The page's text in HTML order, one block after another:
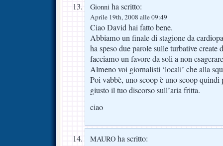
Gionni ha scritto:
Aprile 19th, 2008 alle 09:49
Ciao David hai fatto bene.
Abbiamo un finale di stagione da
ha speso due parole sulle turbative create
facciamo un favore da soli a non
Almeno voi giornalisti ‘locali’ che alla
Poi vabbè, uno scoop è uno scoop quindi
giusto il tuo discorso sull’aria fritta.
ciao
MAURO ha scritto: